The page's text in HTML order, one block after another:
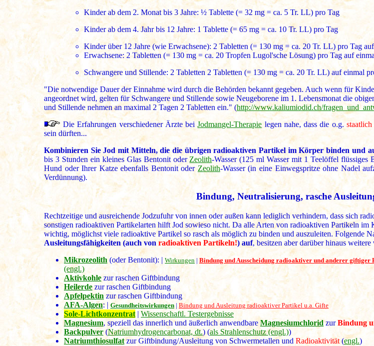
Kinder ab dem 2. Monat bis 3 Jahre: ½ Tablette (= 32 mg = ca. 5 Tr. LL) pro Tag
Kinder ab dem 4. Jahr bis 12 Jahre: 1 Tablette (= 65 mg = ca. 10 Tr. LL) pro Tag
Kinder über 12 Jahre (wie Erwachsene): 2 Tabletten (= 130 mg = ca. 20 Tr. LL) pro Tag
Erwachsene: 2 Tabletten (= 130 mg = ca. 20 Tropfen Lugol'sche Lösung) pro Tag auf
Schwangere und Stillende: 2 Tabletten 2 Tabletten (= 130 mg = ca. 20 Tr. LL) auf einmal
"Die notwendige Dauer der Einnahme wird durch die Behörden bekannt gegeben. Auch wenn für
angeordnet wird, gelten für Schwangere und Stillende sowie Neugeborene im 1. Lebensmonat die
und Stillende nehmen an maximal 2 Tagen 2 Tabletten ein." (http://www.kaliumiodid.ch/
Die Erfahrungen verschiedener Ärzte beiJodmangel-Therapie legen nahe, dass die o.g.
sein dürften...
Kombinieren Sie Jod mit Mitteln, die die übrigen radioaktiven Partikel im Körper binden und
bis 3 Stunden ein kleines Glas Bentonit oder Zeolith-Wasser (125 ml Wasser mit 1 Teelöffel flüssiges
Hund oder Ihrer Katze ebenfalls Bentonit oderZeolith-Wasser (in eine Einwegspritze ohne Nadel
Verdünnung).
Bindung, Neutralisierung, rasche
Rechtzeitige und ausreichende Jodzufuhr von innen oder außen kann lediglich verhindern, dass sich
sonstigen radioaktiven Partikelarten hilft Jod sowieso nicht. Da alle Arten von radioaktiven Partikeln im
wichtig, möglichst viele radioaktive Partikel so rasch als möglich zu binden und auszuleiten. Folgende
Ausleitungsfähigkeiten (auch von radioaktiven Partikeln!) auf, besitzen aber darüber hinaus
Mikrozeolith (oder Bentonit): | Wirkungen | Bindung und Ausscheidung radioaktiver und anderer giftiger
(engl.)
Aktivkohlezur raschen Giftbindung
Heilerde zur raschen Giftbindung
Apfelpektin zur raschen Giftbindung
AFA-Algen: | Gesundheitswirkungen | Bindung und Ausleitung radioaktiver Partikel u.a. Gifte
Sole-Lichtkonzentrat | Wissenschaftl. Testergebnisse
Magnesium, speziell das innerlich und äußerlich anwendbare MagnesiumchloridzurBindung
Backpulver (Natriumhydrogencarbonat, dt.) (als Strahlenschutz (engl.))
Natriumthiosulfatzur Giftbindung/Ausleitung von Schwermetallen und Radioaktivität(engl.)